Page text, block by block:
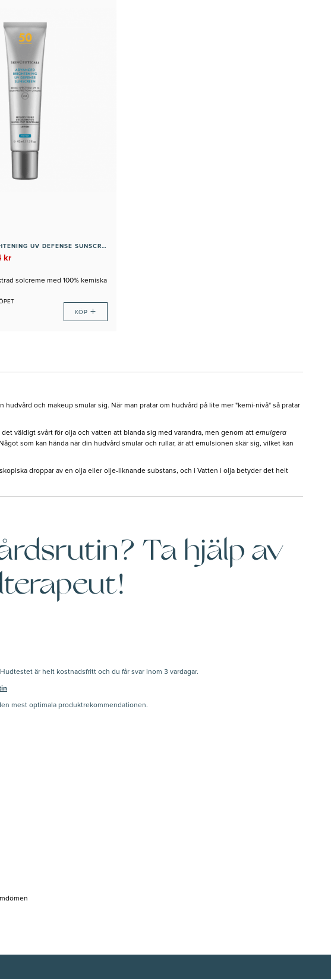
ADVANCED BRIGHTENING UV DEFENSE SUNSCREEN SPF50
kr
solcreme med 100% kemiska
KÖP+
och makeup smular sig. När man pratar om hudvård på lite mer "kemi-nivå" så pratar
väldigt svårt för olja och vatten att blanda sig med varandra, men genom att emulgera
som kan hända när din hudvård smular och rullar, är att emulsionen skär sig, vilket kan
droppar av en olja eller olje-liknande substans, och i Vatten i olja betyder det helt
Ta hjälp av
är helt kostnadsfritt och du får svar inom 3 vardagar.
mest optimala produktrekommendationen.